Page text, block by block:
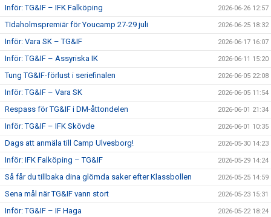
Inför: TG&IF – IFK Falköping 2026-06-26 12:57
TIdaholmspremiär för Youcamp 27-29 juli 2026-06-25 18:32
Inför: Vara SK – TG&IF 2026-06-17 16:07
Inför: TG&IF – Assyriska IK 2026-06-11 15:20
Tung TG&IF-förlust i seriefinalen 2026-06-05 22:08
Inför: TG&IF – Vara SK 2026-06-05 11:54
Respass för TG&IF i DM-åttondelen 2026-06-01 21:34
Inför: TG&IF – IFK Skövde 2026-06-01 10:35
Dags att anmäla till Camp Ulvesborg! 2026-05-30 14:23
Inför: IFK Falköping – TG&IF 2026-05-29 14:24
Så får du tillbaka dina glömda saker efter Klassbollen 2026-05-25 14:59
Sena mål när TG&IF vann stort 2026-05-23 15:31
Inför: TG&IF – IF Haga 2026-05-22 18:24